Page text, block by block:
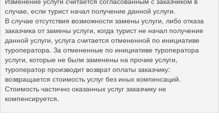
случае, если турист начал получение данной услуги.
В случае отсутствия возможности замены услуги, либо отказа
заказчика от замены услуги, когда турист не начал получение
данной услуги, услуга считается отмененной по инициативе
туроператора. За отмененные по инициативе туроператора
услуги, которые не были заменены на прочие услуги,
туроператор производит возврат оплаты заказчику:
возвращается стоимость услуг без иных компенсаций.
Стоимость частично оказанных услуг заказчику не
компенсируется.